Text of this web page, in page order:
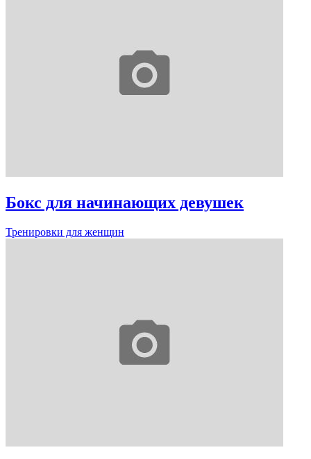
Бокс для начинающих девушек
Тренировки для женщин